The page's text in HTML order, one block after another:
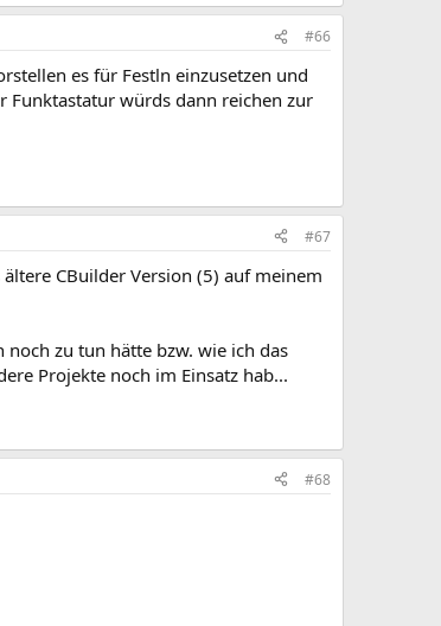
#66
es für Festln einzusetzen und
Funktastatur würds dann reichen zur
#67
CBuilder Version (5) auf meinem
zu tun hätte bzw. wie ich das
Projekte noch im Einsatz hab...
#68